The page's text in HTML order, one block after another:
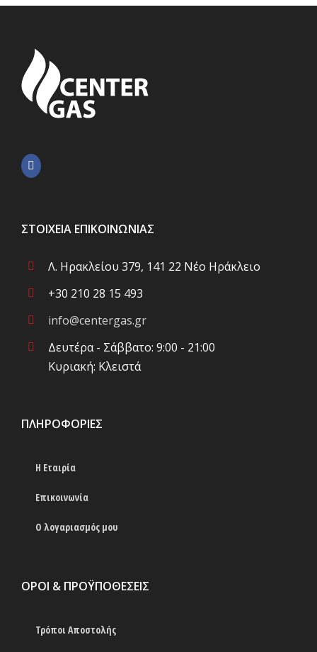
ΣΤΟΙΧΕΊΑ ΕΠΙΚΟΙΝΩΝΊΑΣ
Λ. Ηρακλείου 379, 141 22 Νέο Ηράκλειο
+30 210 28 15 493
info@centergas.gr
Δευτέρα - Σάββατο: 9:00 - 21:00
Κυριακή: Κλειστά
ΠΛΗΡΟΦΟΡΊΕΣ
Η Εταιρία
Επικοινωνία
Ο λογαριασμός μου
ΟΡΟΙ & ΠΡΟΫΠΟΘΕΣΕΙΣ
Τρόποι Αποστολής